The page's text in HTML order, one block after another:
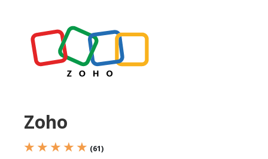
Zoho
★ ★ ★ ★ ★ (61)